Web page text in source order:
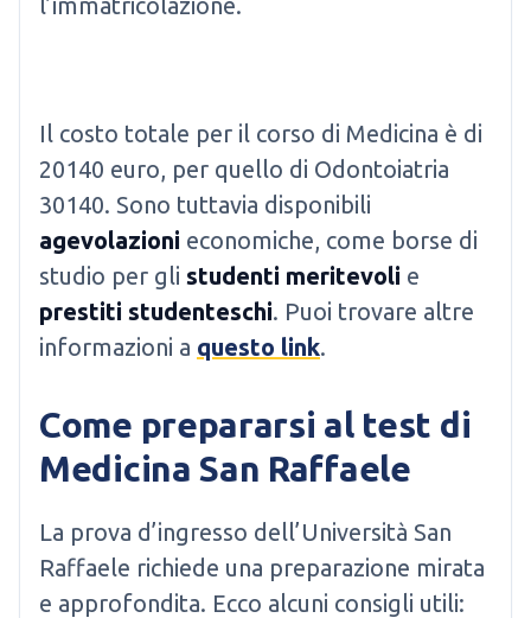
Il costo totale per il corso di Medicina è di
20140 euro, per quello di Odontoiatria
30140. Sono tuttavia disponibili
agevolazioni economiche, come borse di
studio per gli studenti meritevoli e
prestiti studenteschi. Puoi trovare altre
informazioni a questo link.
Come prepararsi al test di
Medicina San Raffaele
La prova d’ingresso dell’Università San
Raffaele richiede una preparazione mirata
e approfondita. Ecco alcuni consigli utili: